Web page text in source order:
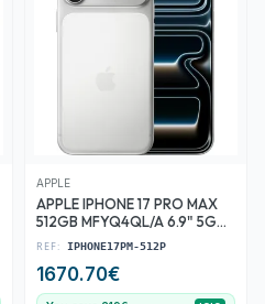
APPLE
APPLE IPHONE 17 PRO MAX
512GB MFYQ4QL/A 6.9" 5G
PLATA
REF: IPHONE17PM-512P
1670.70€